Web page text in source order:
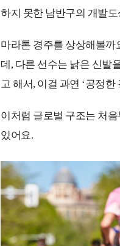
하지 못한 남반구의 개발
마라톤 경주를 상상해볼까
데, 다른 선수는 낡은 신발
고 해서, 이걸 과연 ‘공정
이처럼 글로벌 구조는 처
있어요.